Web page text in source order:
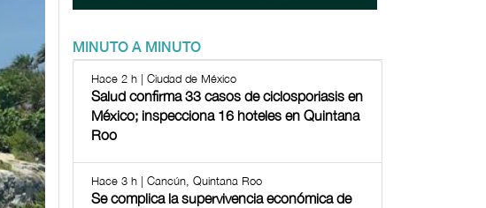
MINUTO A MINUTO
Hace 2 h | Ciudad de México
Salud confirma 33 casos de ciclosporiasis en
México; inspecciona 16 hoteles en Quintana
Roo
Hace 3 h | Cancún, Quintana Roo
Se complica la supervivencia económica de